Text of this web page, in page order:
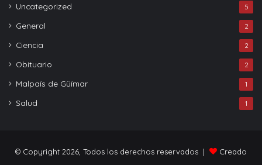
Uncategorized 5
General 2
Ciencia 2
Obituario 2
Malpaís de Güímar 1
Salud 1
© Copyright 2026, Todos los derechos reservados | Creado